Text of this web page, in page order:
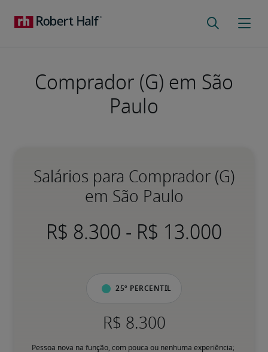
Comprador (G) em São
Paulo
Salários para Comprador (G)
em São Paulo
-
25º percentil
Pessoa nova na função, com pouca ou nenhuma experiência;